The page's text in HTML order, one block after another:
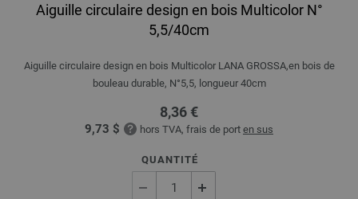
Aiguille circulaire design en bois Multicolor N°
5,5/40cm
Aiguille circulaire design en bois Multicolor LANA GROSSA,en bois de
bouleau durable, N°5,5, longueur 40cm
8,36 €
9,73 $ hors TVA, frais de port en sus
QUANTITÉ